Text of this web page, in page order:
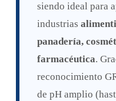
siendo ideal para
industrias
panadería,
farmacéutica.
reconocimiento
de pH amplio